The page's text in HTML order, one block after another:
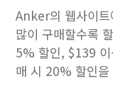
Anker의 웹사이트
많이 구매할수록
5% 할인, $139
매 시 20% 할인을